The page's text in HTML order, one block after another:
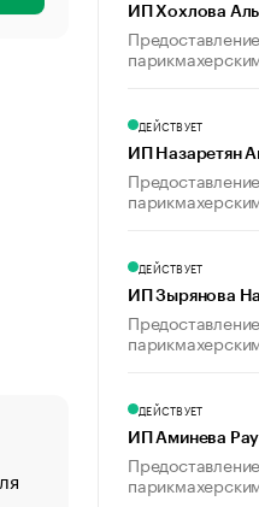
«От спорта тело
ИП Хохлова
ДЕЙСТВУЕТ
ИП Назаретян
ДЕЙСТВУЕТ
ИП Зырянова
ДЕЙСТВУЕТ
ИП Аминева